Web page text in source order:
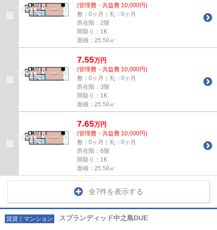
(管理費・共益費 10,000円)
敷：0ヶ月｜礼：0ヶ月
所在階：2階
間取り：1K
面積：25.50㎡
7.55万円
(管理費・共益費 10,000円)
敷：0ヶ月｜礼：0ヶ月
所在階：3階
間取り：1K
面積：25.50㎡
7.65万円
(管理費・共益費 10,000円)
敷：0ヶ月｜礼：0ヶ月
所在階：6階
間取り：1K
面積：25.50㎡
全7件を表示する
賃貸｜マンション スプランディッド中之島DUE